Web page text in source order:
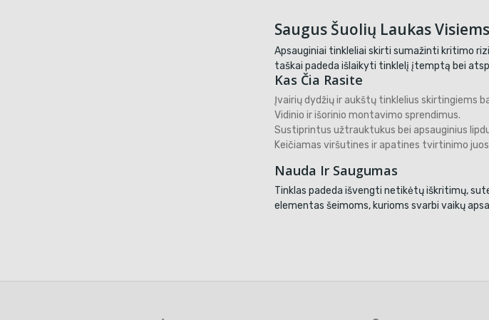
Saugus Šuolių Laukas
Apsauginiai tinkleliai skirti sumažinti kritimo
taškai padeda išlaikyti tinklelį įtemptą bei
Kas Čia Rasite
Įvairių dydžių ir aukštų tinklelius skirtingiems
Vidinio ir išorinio montavimo sprendimus.
Sustiprintus užtrauktukus bei apsauginius
Keičiamas viršutines ir apatines tvirtinimo
Nauda Ir Saugumas
Tinklas padeda išvengti netikėtų iškritimų,
elementas šeimoms, kurioms svarbi vaikų